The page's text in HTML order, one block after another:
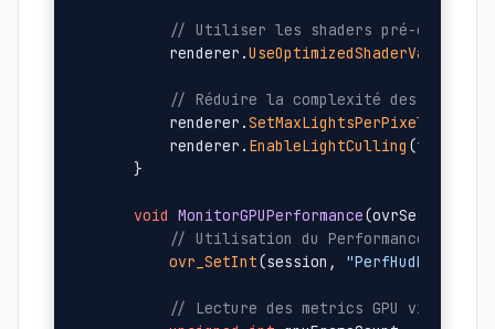
// Utiliser les shaders pré-compilés
        renderer.
UseOptimizedShaderVariants
// Réduire la complexité des calculs
        renderer.
SetMaxLightsPerPixel
        renderer.
EnableLightCulling (true
    }
void MonitorGPUPerformance(ovrSession
// Utilisation du Performance HUD
ovr_SetInt(session, "PerfHudMode"
// Lecture des metrics GPU via l'API